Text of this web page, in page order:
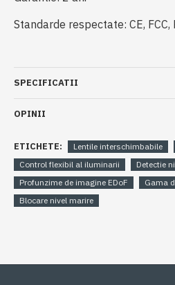
Standarde respectate: CE, FCC,
SPECIFICATII
OPINII
ETICHETE: Lentile interschimbabile
Control flexibil al iluminarii
Detectie
Profunzime de imagine EDoF
Gama
Blocare nivel marire